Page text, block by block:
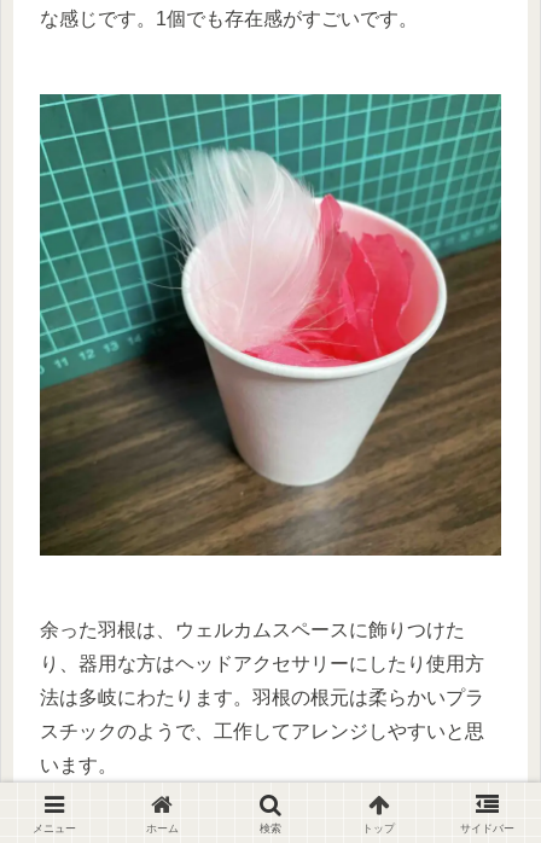
な感じです。1個でも存在感がすごいです。
余った羽根は、ウェルカムスペースに飾りつけた
り、器用な方はヘッドアクセサリーにしたり使用方
法は多岐にわたります。羽根の根元は柔らかいプラ
スチックのようで、工作してアレンジしやすいと思
います。
メニュー ホーム 検索 トップ サイドバー